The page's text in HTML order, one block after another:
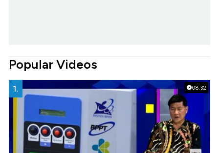
Popular Videos
08:32
1.